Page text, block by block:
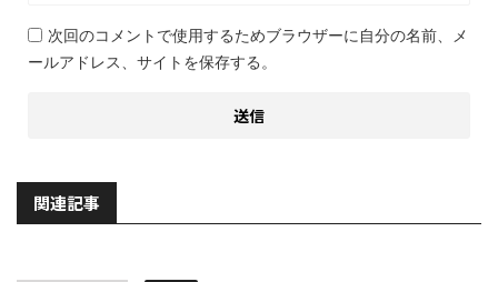
次回のコメントで使用するためブラウザーに自分の名前、メ
ールアドレス、サイトを保存する。
関連記事